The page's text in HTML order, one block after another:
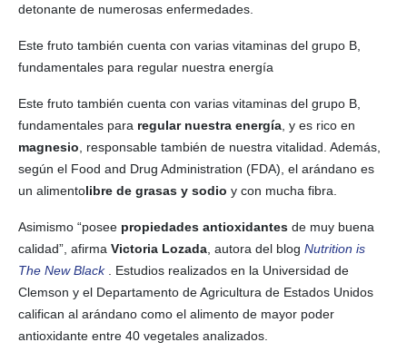
detonante de numerosas enfermedades.
Este fruto también cuenta con varias vitaminas del grupo B,
fundamentales para regular nuestra energía
Este fruto también cuenta con varias vitaminas del grupo B,
fundamentales para regular nuestra energía , y es rico en
magnesio , responsable también de nuestra vitalidad. Además,
según el Food and Drug Administration (FDA), el arándano es
un alimentolibre de grasas y sodio y con mucha fibra.
Asimismo “posee propiedades antioxidantes de muy buena
calidad”, afirma Victoria Lozada , autora del blog Nutrition is
The New Black
. Estudios realizados en la Universidad de
Clemson y el Departamento de Agricultura de Estados Unidos
califican al arándano como el alimento de mayor poder
antioxidante entre 40 vegetales analizados.